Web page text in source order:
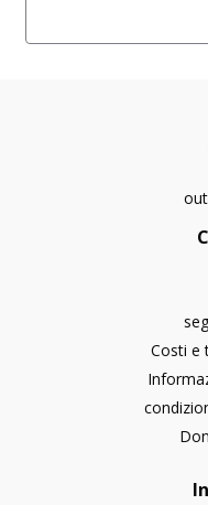
Costi e